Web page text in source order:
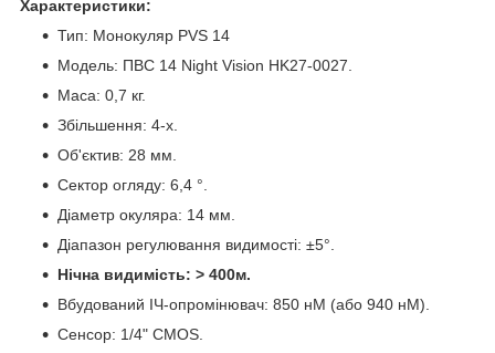
Характеристики:
Тип: Монокуляр PVS 14
Модель: ПВС 14 Night Vision HK27-0027.
Маса: 0,7 кг.
Збільшення: 4-х.
Об'єктив: 28 мм.
Сектор огляду: 6,4 °.
Діаметр окуляра: 14 мм.
Діапазон регулювання видимості: ±5°.
Нічна видимість: > 400м.
Вбудований ІЧ-опромінювач: 850 нМ (або 940 нМ).
Сенсор: 1/4" CMOS.